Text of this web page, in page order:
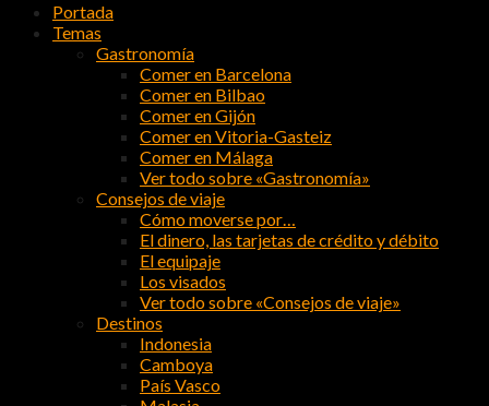
Portada
Temas
Gastronomía
Comer en Barcelona
Comer en Bilbao
Comer en Gijón
Comer en Vitoria-Gasteiz
Comer en Málaga
Ver todo sobre «Gastronomía»
Consejos de viaje
Cómo moverse por…
El dinero, las tarjetas de crédito y débito
El equipaje
Los visados
Ver todo sobre «Consejos de viaje»
Destinos
Indonesia
Camboya
País Vasco